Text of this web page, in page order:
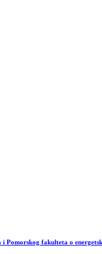
Pomorskog fakulteta o